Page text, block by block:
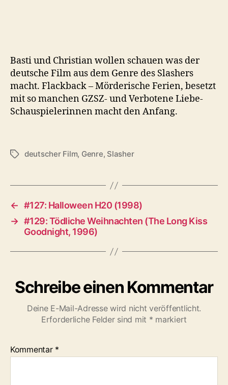
Basti und Christian wollen schauen was der
deutsche Film aus dem Genre des Slashers
macht. Flackback – Mörderische Ferien, besetzt
mit so manchen GZSZ- und Verbotene Liebe-
Schauspielerinnen macht den Anfang.
Schlagwörter
deutscher Film, Genre, Slasher
← #127: Halloween H20 (1998)
→ #129: Tödliche Weihnachten (The Long Kiss
Goodnight, 1996)
Schreibe einen Kommentar
Deine E-Mail-Adresse wird nicht veröffentlicht.
Erforderliche Felder sind mit * markiert
Kommentar *